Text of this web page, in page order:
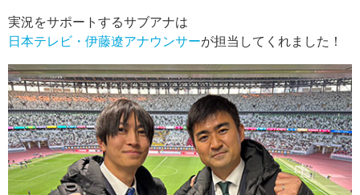
実況をサポートするサブアナは
日本テレビ・伊藤遼アナウンサーが担当してくれました！